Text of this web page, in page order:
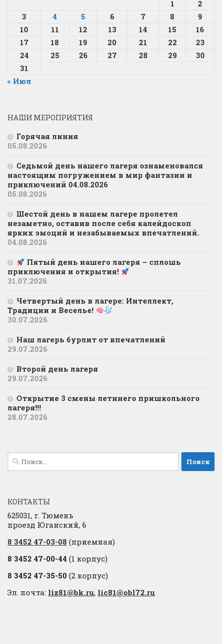
1
2
3
4 5 6 7 8
9
10
11 12 13 14 15
16
17
18 19 20 21 22
23
24
25 26 27 28 29
30
31
« Июл
НАШИ МЕРОПРИЯТИЯ
Горячая линия
05.08.2026
Седьмой день нашего лагеря ознаменовался
настоящим погружением в мир фантазии и
приключений 04.08.2026
05.08.2026
Шестой день в нашем лагере пролетел
незаметно, оставив после себя калейдоскоп
ярких эмоций и незабываемых впечатлений.
04.08.2026
Пятый день нашего лагеря – сплошь
приключения и открытия!
31.07.2026
Четвертый день в лагере: Интеллект,
Традиции и Веселье!
30.07.2026
Наш лагерь бурлит от впечатлений
29.07.2026
Второй день лагеря
29.07.2026
Открытие 3 смены летннего пришкольного
лагеря!!!
28.07.2026
Найти:
КОНТАКТЫ
625031, г. Тюмень
проезд Юганский, 6
8 3452 47-03-08 (приемная)
8 3452 47-00-44 (1 корпус)
8 3452 47-35-50 (2 корпус)
Эл. почта: liz81@bk.ru, lic81@obl72.ru